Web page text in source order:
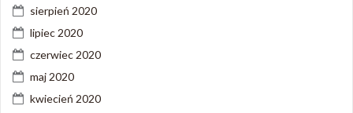
sierpień 2020
lipiec 2020
czerwiec 2020
maj 2020
kwiecień 2020